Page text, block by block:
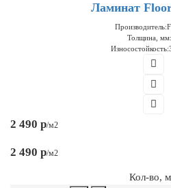
Ламинат
Производитель:
Толщина, мм:
Износостойкость:
2 490 р/м2
2 490 р/м2
Кол-во,